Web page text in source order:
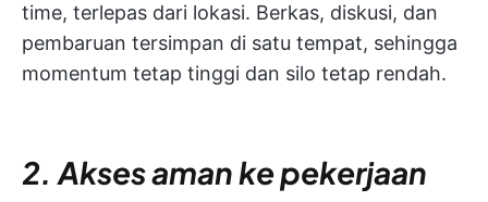
time, terlepas dari lokasi. Berkas, diskusi, dan
pembaruan tersimpan di satu tempat, sehingga
momentum tetap tinggi dan silo tetap rendah.
2. Akses aman ke pekerjaan